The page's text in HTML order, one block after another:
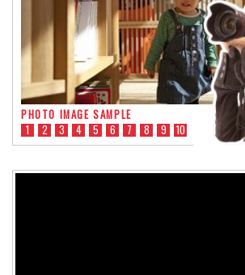
PHOTO IMAGE SAMPLE
1
2 3 4 5 6 7 8 9 10